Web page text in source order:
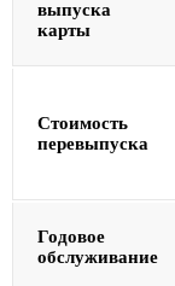
выпуска
карты
Стоимость
перевыпуска
Годовое
обслуживание